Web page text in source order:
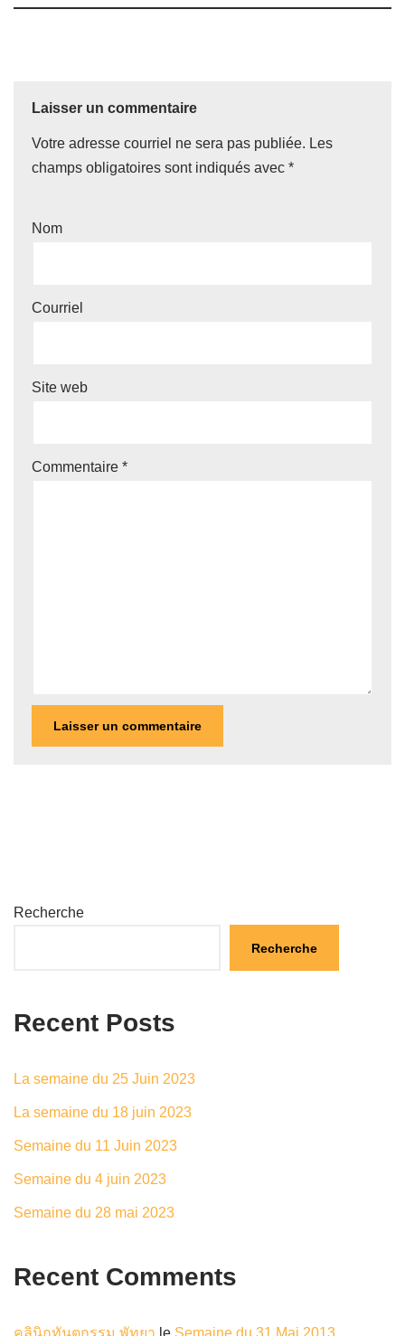
Laisser un commentaire
Votre adresse courriel ne sera pas publiée. Les
champs obligatoires sont indiqués avec *
Nom
Courriel
Site web
Commentaire *
Recherche
Recherche
Recent Posts
La semaine du 25 Juin 2023
La semaine du 18 juin 2023
Semaine du 11 Juin 2023
Semaine du 4 juin 2023
Semaine du 28 mai 2023
Recent Comments
คลินิกทันตกรรม พัทยา le Semaine du 31 Mai 2013